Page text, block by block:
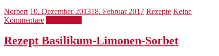
Norbert 10. Dezember 201318. Februar 2017 Rezepte Keine
Kommentare
Rezept Basilikum-Limonen-Sorbet